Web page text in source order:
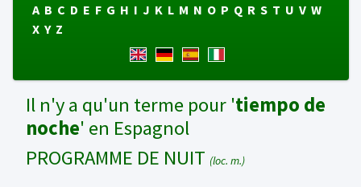
A B C D E F G H I J K L M N O P Q R S T U V W
X Y Z
Il n'y a qu'un terme pour 'tiempo de
noche' en Espagnol
PROGRAMME DE NUIT (loc. m.)